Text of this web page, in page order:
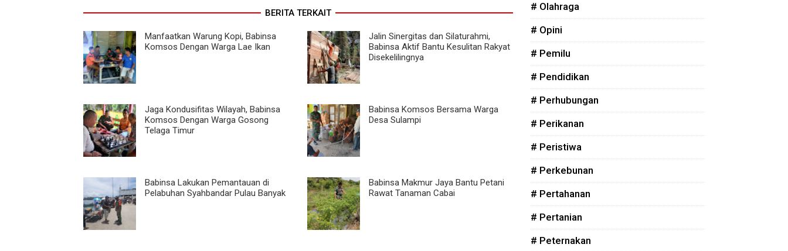
BERITA TERKAIT
Manfaatkan Warung Kopi, Babinsa
Komsos Dengan Warga Lae Ikan
Jalin Sinergitas dan Silaturahmi,
Babinsa Aktif Bantu Kesulitan Rakyat
Disekelilingnya
Jaga Kondusifitas Wilayah, Babinsa
Komsos Dengan Warga Gosong
Telaga Timur
Babinsa Komsos Bersama Warga
Desa Sulampi
Babinsa Lakukan Pemantauan di
Pelabuhan Syahbandar Pulau Banyak
Babinsa Makmur Jaya Bantu Petani
Rawat Tanaman Cabai
# Olahraga
# Opini
# Pemilu
# Pendidikan
# Perhubungan
# Perikanan
# Peristiwa
# Perkebunan
# Pertahanan
# Pertanian
# Peternakan